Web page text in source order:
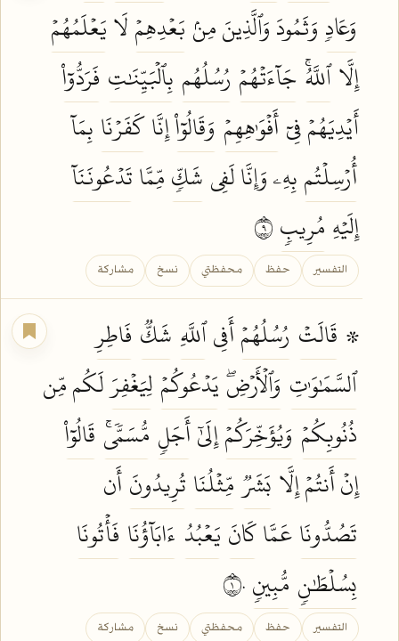
وَعَادٖ وَثَمُودَ وَٱلَّذِينَ مِنۢ بَعۡدِهِمۡلَايَعۡلَمُهُمۡ
إِلَّاٱللَّهُۚ جَآءَتۡهُمۡ رُسُلُهُم بِٱلۡبَيِّنَٰتِ فَرَدُّوٓاْ
أَيۡدِيَهُمۡ فِيٓأَفۡوَٰهِهِمۡ وَقَالُوٓاْإِنَّاكَفَرۡنَا بِمَآ
أُرۡسِلۡتُمبِهِۦ وَإِنَّا لَفِي شَكّٖمِّمَّاتَدۡعُونَنَآ
إِلَيۡهِ مُرِيبٖ
التفسير حفظ محفظتي نسخ مشاركة
۞ قَالَتۡ رُسُلُهُمۡأَفِيٱللَّهِ شَكّٞ فَاطِرِ
ٱلسَّمَٰوَٰتِ وَٱلۡأَرۡضِۖيَدۡعُوكُمۡ لِيَغۡفِرَلَكُم مِّن
ذُنُوبِكُمۡ وَيُؤَخِّرَكُمۡإِلَىٰٓأَجَلٖ مُّسَمّٗىۚ قَالُوٓاْ
إِنۡ أَنتُمۡ إِلَّا بَشَرٞ مِّثۡلُنَا تُرِيدُونَأَن
تَصُدُّونَاعَمَّاكَانَ يَعۡبُدُ ءَابَآؤُنَا فَأۡتُونَا
بِسُلۡطَٰنٖ مُّبِينٖ
التفسير حفظ محفظتي نسخ مشاركة